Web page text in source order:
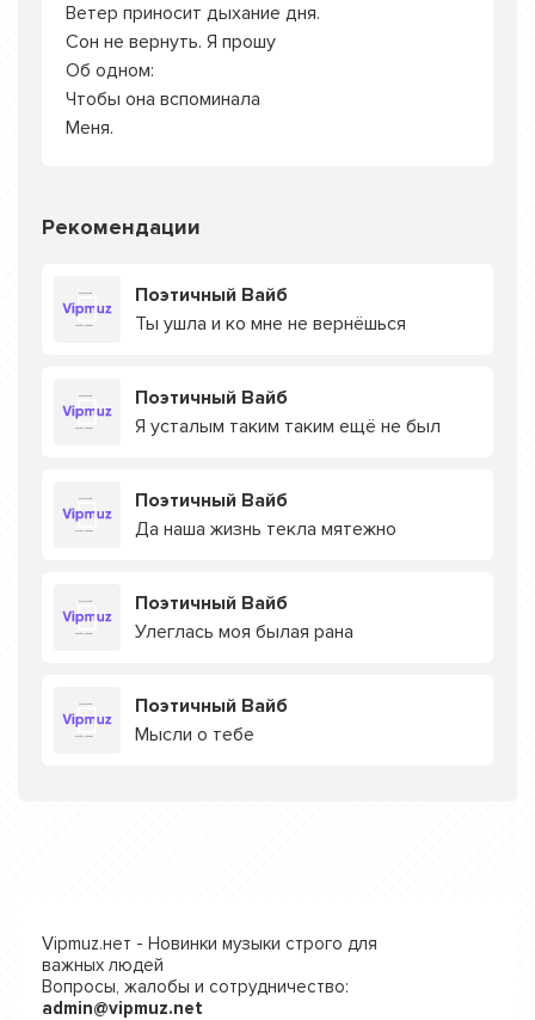
Ветер приносит дыхание дня.
Сон не вернуть. Я прошу
Об одном:
Чтобы она вспоминала
Меня.
Рекомендации
Поэтичный Вайб
Ты ушла и ко мне не вернёшься
Поэтичный Вайб
Я усталым таким таким ещё не был
Поэтичный Вайб
Да наша жизнь текла мятежно
Поэтичный Вайб
Улеглась моя былая рана
Поэтичный Вайб
Мысли о тебе
Vipmuz.нет - Новинки музыки строго для
важных людей
Вопросы, жалобы и сотрудничество:
admin@vipmuz.net